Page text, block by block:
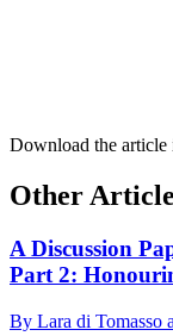
Download the article
Other
A Discussion
Part 2:
By Lara di Tomasso